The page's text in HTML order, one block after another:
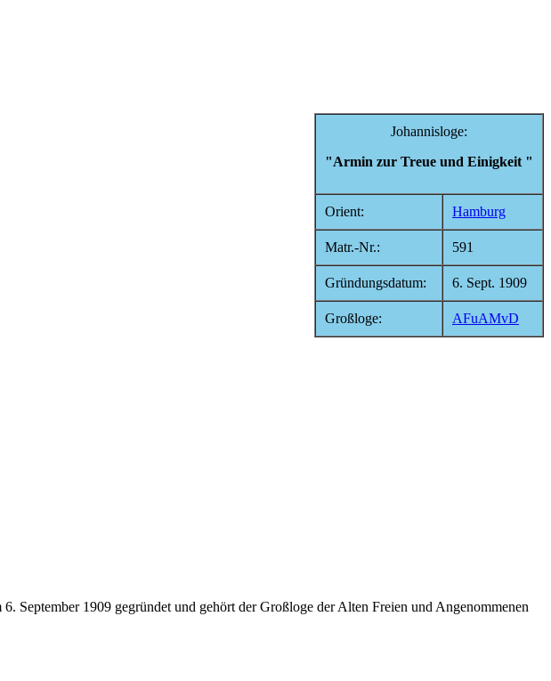
Johannisloge:
"Armin zur Treue und Einigkeit "
Orient: Hamburg
Matr.-Nr.: 591
Gründungsdatum: 6. Sept. 1909
Großloge: AFuAMvD
September 1909 gegründet und gehört der Großloge der Alten Freien und Angenommenen